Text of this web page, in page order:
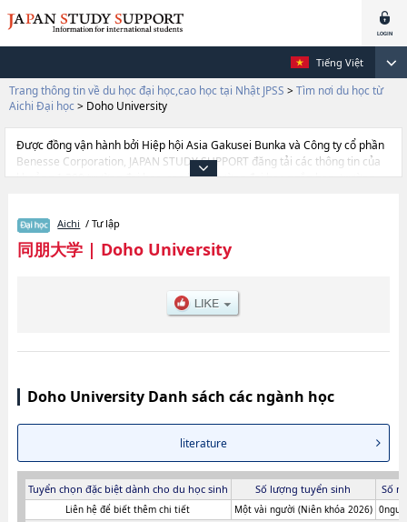
Tiếng Việt
Trang thông tin về du học đại học,cao học tại Nhật JPSS > Tìm nơi du học từ
Aichi Đại học > Doho University
Được đồng vận hành bởi Hiệp hội Asia Gakusei Bunka và Công ty cổ phần
Benesse Corporation, JAPAN STUDY SUPPORT đăng tải các thông tin của
khoảng 1.300 trường đại học, cao học, trường đại học ngắn hạn, trường
thiết dành cho du học sinh, như là về các Ngành literaturehoặcNgành
Social Welfare, thông tin về từng ngành học, thông tin liên quan đến thi
tuyển như số lượng tuyển sinh, số lượng trúng tuyển, cở sở trang thiết bị,
Aichi / Tư lập
同朋大学| Doho University
Doho University Danh sách các ngành học
literature
Tuyển chọn đặc biệt dành cho du học sinh Số lượng tuyển sinh Số
Liên hệ để biết thêm chi tiết Một vài người (Niên khóa 2026)